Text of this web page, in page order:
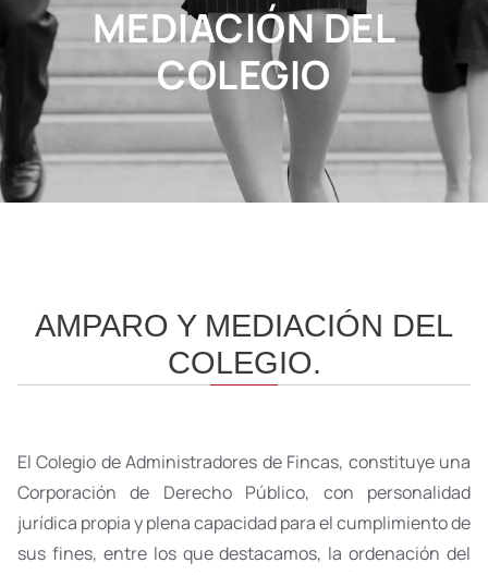
MEDIACIÓN DEL
COLEGIO
AMPARO Y MEDIACIÓN DEL
COLEGIO.
El Colegio de Administradores de Fincas, constituye una
Corporación de Derecho Público, con personalidad
jurídica propia y plena capacidad para el cumplimiento de
sus fines, entre los que destacamos, la ordenación del